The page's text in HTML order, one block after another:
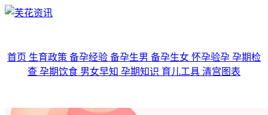
首页 生育政策 备孕经验 备孕生男 备孕生女 怀孕验孕 孕期检
查 孕期饮食 男女早知 孕期知识 育儿工具 清宫图表